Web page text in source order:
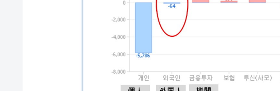
日本の誇る海洋資源調査船『白嶺』は先進技術の塊！
夏の甲子園、優勝校を最も多く輩出している都道府県とは？
今話題の「楽天ライオンズ」とは？
奇跡の毛色「白毛馬」とは？
全て勝つといくら？ 競馬GI競走で勝利騎手がもらえる賞金